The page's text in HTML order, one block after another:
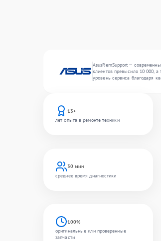
AsusRemSupport —
клиентов превысило 10 000,
уровень сервиса благодаря
13+
лет опыта в ремонте техники
30 мин
среднее время диагностики
100%
оригинальные или проверенные
запчасти